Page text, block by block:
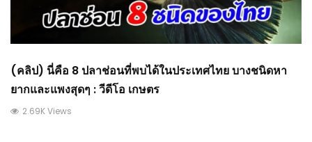
(คลิป) นี่คือ 8 ปลาช่อนที่พบได้ในประเทศไทย บางชนิดหา
ยากและแพงสุดๆ : วีดีโอ เกษตร
2.69K Views